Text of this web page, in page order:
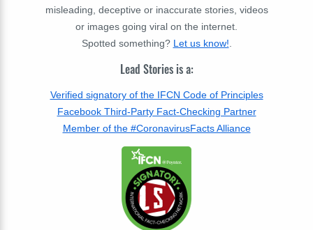
misleading, deceptive or inaccurate stories, videos
or images going viral on the internet.
Spotted something? Let us know!
Lead Stories is a:
Verified signatory of the IFCN Code of Principles
Facebook Third-Party Fact-Checking Partner
Member of the #CoronavirusFacts Alliance